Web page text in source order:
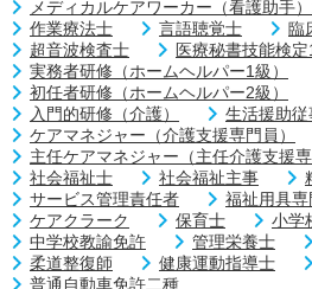
メディカルケアワーカー（看護助手
作業療法士
言語聴覚士
臨
超音波検査士
医療秘書技能検定
実務者研修（ホームヘルパー1級）
初任者研修（ホームヘルパー2級）
入門的研修（介護）
生活援助
ケアマネジャー（介護支援専門員）
主任ケアマネジャー（主任介護支援専
社会福祉士
社会福祉主事
サービス管理責任者
福祉用具専
ケアクラーク
保育士
小学
中学校教諭免許
管理栄養士
柔道整復師
健康運動指導士
普通自動車免許二種